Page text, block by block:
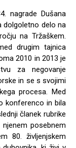
nagrade Dušana
dolgoletno delo na
na Tržaškem.
drugim tajnica
2010 in 2013 je
za negovanje
in se s svojimi
procesa. Med
konferenco in bila
članek rubrike
posebnem
80. življenjskem